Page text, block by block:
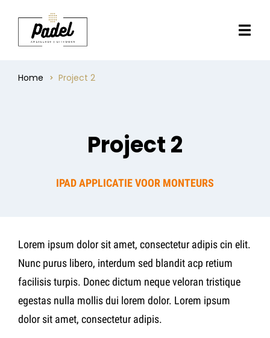
Home Project 2
Project 2
IPAD APPLICATIE VOOR MONTEURS
Lorem ipsum dolor sit amet, consectetur adipis cin elit.
Nunc purus libero, interdum sed blandit acp retium
facilisis turpis. Donec dictum neque veloran tristique
egestas nulla mollis dui lorem dolor. Lorem ipsum
dolor sit amet, consectetur adipis.